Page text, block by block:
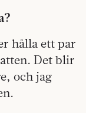
hålla ett par
Det blir
och jag